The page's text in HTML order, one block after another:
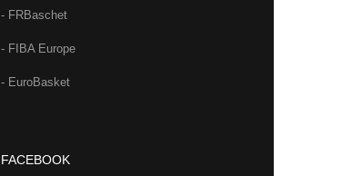
- FRBaschet
- FIBA Europe
- EuroBasket
FACEBOOK